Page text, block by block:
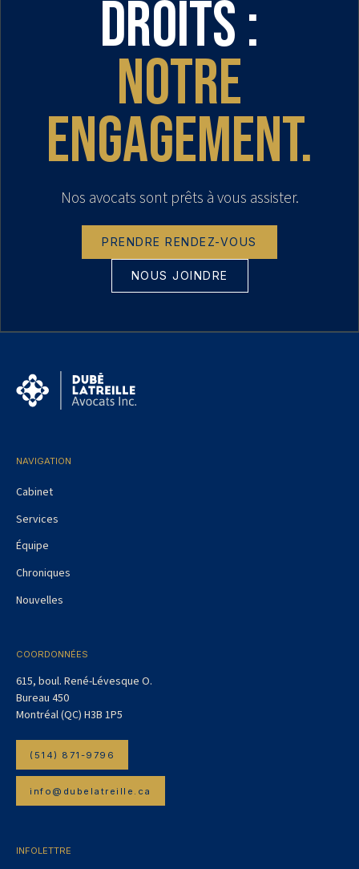
droits :
notre
engagement.
Nos avocats sont prêts à vous assister.
PRENDRE RENDEZ-VOUS
NOUS JOINDRE
NAVIGATION
Cabinet
Services
Équipe
Chroniques
Nouvelles
COORDONNÉES
615, boul. René-Lévesque O.
Bureau 450
Montréal (QC) H3B 1P5
(514) 871-9796
info@dubelatreille.ca
INFOLETTRE